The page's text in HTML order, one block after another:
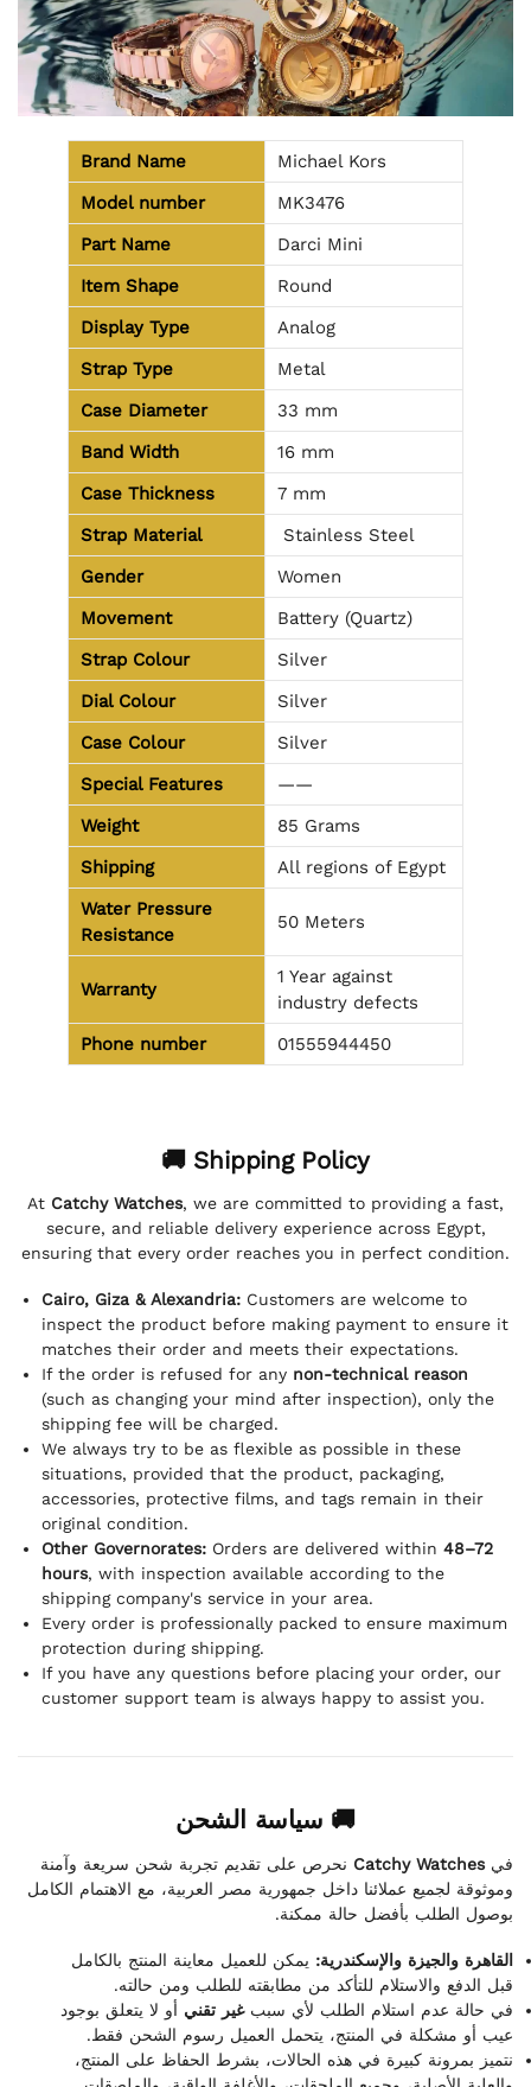
Brand Name
Michael Kors
Model number
MK3476
Part Name
Darci Mini
Item Shape
Round
Display Type
Analog
Strap Type
Metal
Case Diameter
33 mm
Band Width
16 mm
Case Thickness
7 mm
Strap Material
Stainless Steel
Gender
Women
Movement
Battery (Quartz)
Strap Colour
Silver
Dial Colour
Silver
Case Colour
Silver
Special Features
——
Weight
85 Grams
Shipping
All regions of Egypt
Water Pressure
Resistance
50 Meters
Warranty
1 Year against
industry defects
Phone number
01555944450
🚚 Shipping Policy
At Catchy Watches, we are committed to providing a fast,
secure, and reliable delivery experience across Egypt,
ensuring that every order reaches you in perfect condition.
Cairo, Giza & Alexandria: Customers are welcome to
inspect the product before making payment to ensure it
matches their order and meets their expectations.
If the order is refused for any non-technical reason
(such as changing your mind after inspection), only the
shipping fee will be charged.
We always try to be as flexible as possible in these
situations, provided that the product, packaging,
accessories, protective films, and tags remain in their
original condition.
Other Governorates: Orders are delivered within 48–72
hours, with inspection available according to the
shipping company's service in your area.
Every order is professionally packed to ensure maximum
protection during shipping.
If you have any questions before placing your order, our
customer support team is always happy to assist you.
🚚 سياسة الشحن
فيCatchy Watches نحرص على تقديم تجربة شحن سريعة وآمنة
وموثوقة لجميع عملائنا داخل جمهورية مصر العربية، مع الاهتمام الكامل
بوصول الطلب بأفضل حالة ممكنة.
القاهرة والجيزة والإسكندرية: يمكن للعميل معاينة المنتج بالكامل
قبل الدفع والاستلام للتأكد من مطابقته للطلب ومن حالته.
في حالة عدم استلام الطلب لأي سببغير تقني أو لا يتعلق بوجود
عيب أو مشكلة في المنتج، يتحمل العميل رسوم الشحن فقط.
نتميز بمرونة كبيرة في هذه الحالات، بشرط الحفاظ على المنتج،